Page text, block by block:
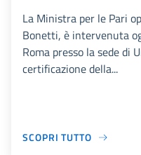
La Ministra per le Pari
Bonetti, è intervenuta
Roma presso la sede di
certificazione della...
SCOPRI TUTTO